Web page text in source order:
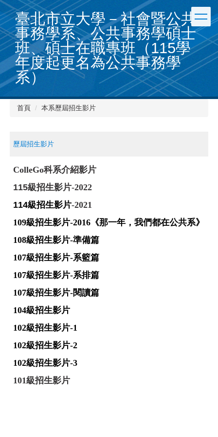
跳
到
主
要
內
容
區
臺北市立大學－社會暨公共
事務學系、公共事務學碩士
班、碩士在職專班（115學
年度起更名為公共事務學
系）
首頁 本系歷屆招生影片
歷屆招生影片
ColleGo科系介紹影片
115級招生影片-2022
114級招生影片-2021
109級招生影片-2016《那一年，我們都在公共系》
108級招生影片-準備篇
107級招生影片-系籃篇
107級招生影片-系排篇
107級招生影片-閱讀篇
104級招生影片
102級招生影片-1
102級招生影片-2
102級招生影片-3
101級招生影片